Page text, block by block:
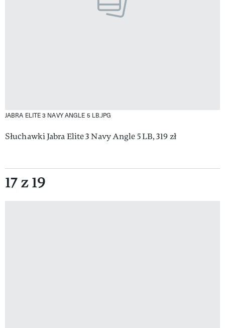
JABRA ELITE 3 NAVY ANGLE 5 LB.JPG
Słuchawki Jabra Elite 3 Navy Angle 5 LB, 319 zł
17 z 19